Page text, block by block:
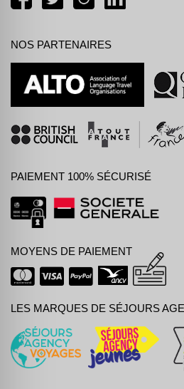
NOS PARTENAIRES
PAIEMENT 100% SÉCURISÉ
MOYENS DE PAIEMENT
LES MARQUES DE SÉJOURS